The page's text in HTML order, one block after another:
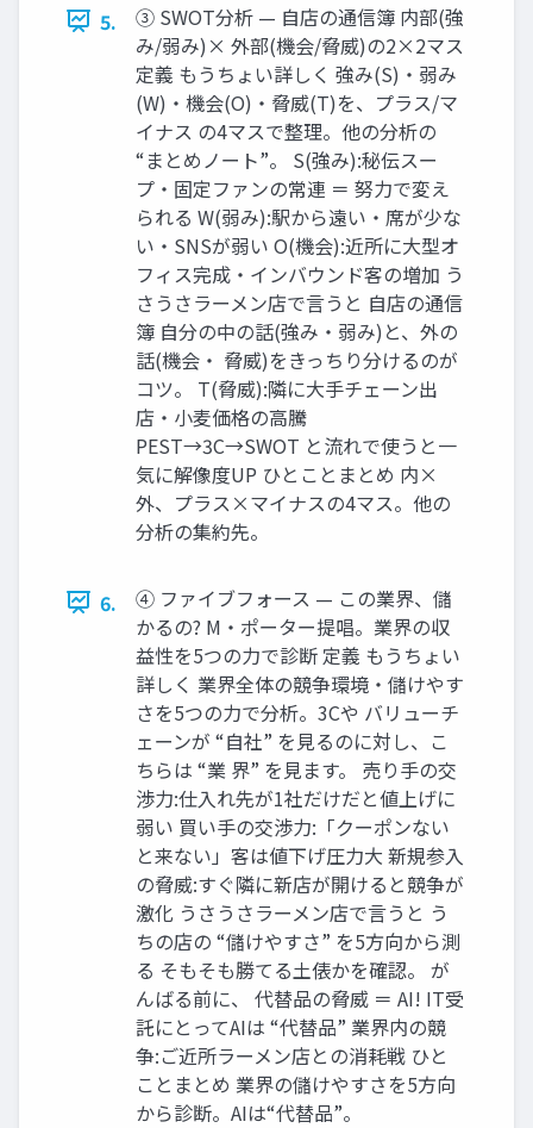
5.
③ SWOT分析 — 自店の通信簿 内部(強
み/弱み)× 外部(機会/脅威)の2×2マス
定義 もうちょい詳しく 強み(S)・弱み
(W)・機会(O)・脅威(T)を、プラス/マ
イナス の4マスで整理。他の分析の
“まとめノート”。 S(強み):秘伝スー
プ・固定ファンの常連 ＝ 努力で変え
られる W(弱み):駅から遠い・席が少な
い・SNSが弱い O(機会):近所に大型オ
フィス完成・インバウンド客の増加 う
さうさラーメン店で言うと 自店の通信
簿 自分の中の話(強み・弱み)と、外の
話(機会・ 脅威)をきっちり分けるのが
コツ。 T(脅威):隣に大手チェーン出
店・小麦価格の高騰
PEST→3C→SWOT と流れで使うと一
気に解像度UP ひとことまとめ 内×
外、プラス×マイナスの4マス。他の
分析の集約先。
6.
④ ファイブフォース — この業界、儲
かるの? M・ポーター提唱。業界の収
益性を5つの力で診断 定義 もうちょい
詳しく 業界全体の競争環境・儲けやす
さを5つの力で分析。3Cや バリューチ
ェーンが “自社” を見るのに対し、こ
ちらは “業 界” を見ます。 売り手の交
渉力:仕入れ先が1社だけだと値上げに
弱い 買い手の交渉力:「クーポンない
と来ない」客は値下げ圧力大 新規参入
の脅威:すぐ隣に新店が開けると競争が
激化 うさうさラーメン店で言うと う
ちの店の “儲けやすさ” を5方向から測
る そもそも勝てる土俵かを確認。 が
んばる前に、 代替品の脅威 ＝ AI! IT受
託にとってAIは “代替品” 業界内の競
争:ご近所ラーメン店との消耗戦 ひと
ことまとめ 業界の儲けやすさを5方向
から診断。AIは“代替品”。